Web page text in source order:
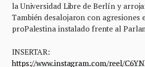
la Universidad Libre de Berlín y
También desalojaron con agresiones
proPalestina instalado frente al
INSERTAR:
https://www.instagram.com/reel/